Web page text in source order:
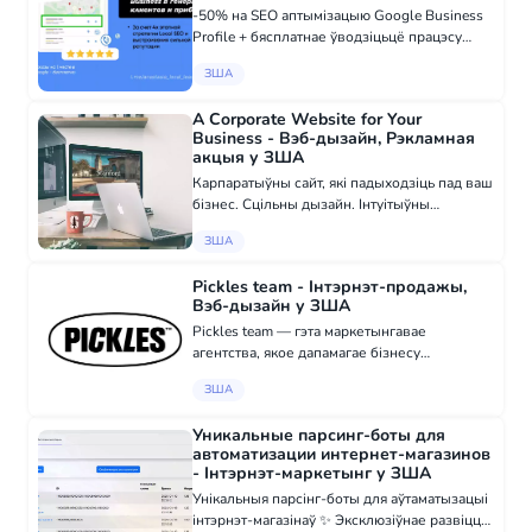
-50% на SEO аптымізацыю Google Business
Profile + бясплатнае ўводзіцьцё працэсу
Appliance Repair у Сан-Дыега! Калі вы даўна
ЗША
A Corporate Website for Your
Business - Вэб-дызайн, Рэкламная
акцыя у ЗША
Карпаратыўны сайт, які падыходзіць пад ваш
бізнес. Сцільны дызайн. Інтуітыўны
shippingcarusa.com - call.consulting -
ЗША
Pickles team - Інтэрнэт-продажы,
Вэб-дызайн у ЗША
Pickles team — гэта маркетынгавае
агентства, якое дапамагае бізнесу
брэндынг, афармляем сацсеткі і наладжваем
Працуем...
ЗША
Уникальные парсинг-боты для
автоматизации интернет-магазинов
- Інтэрнэт-маркетынг у ЗША
Унікальныя парсінг-боты для аўтаматызацыі
інтэрнэт-магазінаў ✨ Эксклюзіўнае развіццё